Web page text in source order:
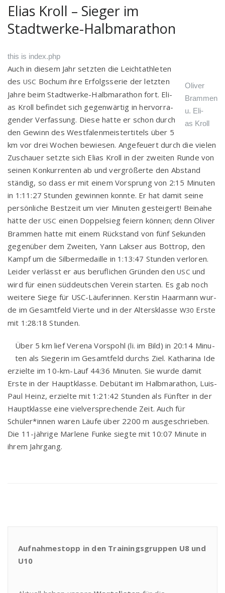
Elias Kroll – Sieger im
Stadtwerke-Halbmarathon
this is index.php
Oli­ver
Brammen
u. Eli­
as Kroll
Auch in die­sem Jahr setz­ten die Leicht­ath­le­ten
des USC Bochum ihre Erfolgs­se­rie der letz­ten
Jah­re beim Stadt­wer­ke-Halb­ma­ra­thon fort. Eli­
as Kroll befin­det sich gegen­wär­tig in her­vor­ra­
gen­der Ver­fas­sung. Die­se hat­te er schon durch
den Gewinn des West­fa­len­meis­ter­ti­tels über 5
km vor drei Wochen bewie­sen. Ange­feu­ert durch die vie­len
Zuschau­er setz­te sich Eli­as Kroll in der zwei­ten Run­de von
sei­nen Kon­kur­ren­ten ab und ver­grö­ßer­te den Abstand
stän­dig, so dass er mit einem Vor­sprung von 2:15 Minu­ten
in 1:11:27 Stun­den gewin­nen konn­te. Er hat damit sei­ne
per­sön­li­che Best­zeit um vier Minu­ten gestei­gert! Bei­na­he
hät­te der USC einen Dop­pel­sieg fei­ern kön­nen; denn Oli­ver
Brammen hat­te mit einem Rück­stand von fünf Sekun­den
gegen­über dem Zwei­ten, Yann Lak­ser aus Bot­trop, den
Kampf um die Sil­ber­me­dail­le in 1:13:47 Stun­den ver­lo­ren.
Lei­der ver­lässt er aus beruf­li­chen Grün­den denUSC und
wird für einen süd­deut­schen Ver­ein star­ten. Es gab noch
wei­te­re Sie­ge für USC-Läu­fe­rin­nen. Kers­tin Haar­mann wur­
de im Gesamt­feld Vier­te und in der Alters­klas­se W30 Ers­te
mit 1:28:18 Stunden.
Über 5 km lief Vere­na Vor­spohl (li. im Bild) in 20:14 Minu­
ten als Sie­ge­rin im Gesamt­feld durchs Ziel. Katha­ri­na Ide
erziel­te im 10-km-Lauf 44:36 Minu­ten. Sie wur­de damit
Ers­te in der Haupt­klas­se. Debü­tant im Halb­ma­ra­thon, Luis-
Paul Heinz, erziel­te mit 1:21:42 Stun­den als Fünf­ter in der
Haupt­klas­se eine viel­ver­spre­chen­de Zeit. Auch für
Schüler*innen waren Läu­fe über 2200 m aus­ge­schrie­ben.
Die 11-jäh­ri­ge Mar­le­ne Fun­ke sieg­te mit 10:07 Minu­te in
ihrem Jahrgang.
Aufnahmestopp in den Trainingsgruppen U8 und
U10